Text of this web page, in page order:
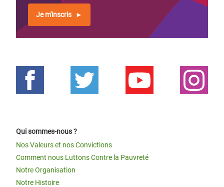
Je m'inscris
Qui sommes-nous ?
Nos Valeurs et nos Convictions
Comment nous Luttons Contre la Pauvreté
Notre Organisation
Notre Histoire